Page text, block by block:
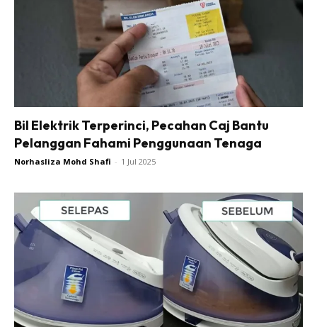
Bil Elektrik Terperinci, Pecahan Caj Bantu
Pelanggan Fahami Penggunaan Tenaga
Norhasliza Mohd Shafi - 1 Jul 2025